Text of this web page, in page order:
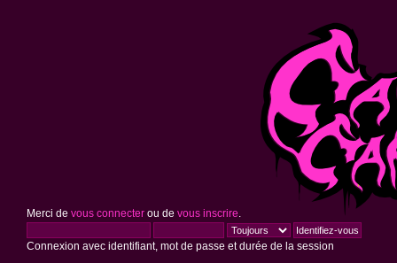
Merci de vous connecterou de vous inscrire
Connexion avec identifiant, mot de passe et durée de la session